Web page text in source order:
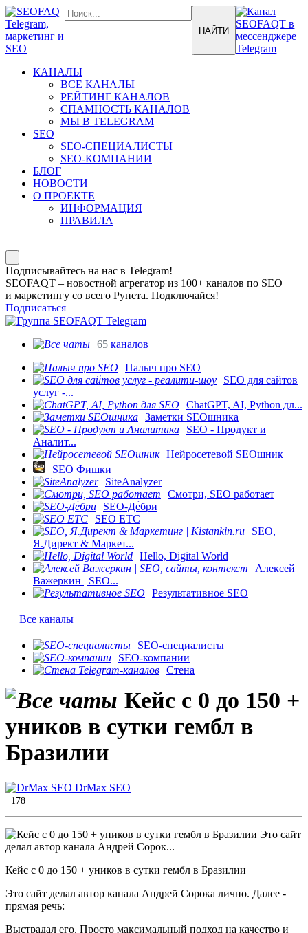
КАНАЛЫ
ВСЕ КАНАЛЫ
РЕЙТИНГ КАНАЛОВ
СПАМНОСТЬ КАНАЛОВ
МЫ В TELEGRAM
SEO
SEO-СПЕЦИАЛИСТЫ
SEO-КОМПАНИИ
БЛОГ
НОВОСТИ
О ПРОЕКТЕ
ИНФОРМАЦИЯ
ПРАВИЛА
Подписывайтесь на нас в Telegram!
SEOFAQT – новостной агрегатор из 100+ каналов по SEO
и маркетингу со всего Рунета. Подключайся!
Подписаться
65 каналов
Палыч про SEO
SEO для сайтов
услуг -...
ChatGPT, AI, Python дл...
Заметки SEOшника
SEO - Продукт и
Аналит...
Нейросетевой SEOшник
SEO Фишки
SiteAnalyzer
Смотри, SEO работает
SEO-Де́бри
SEO ETC
SEO,
Я.Директ & Маркет...
Hello, Digital World
Алексей
Важеркин | SEO...
Результативное SEO
Все каналы
SEO-специалисты
SEO-компании
Стена
Кейс с 0 до 150 +
уников в сутки гембл в
Бразилии
DrMax SEO
178
Кейс с 0 до 150 + уников в сутки гембл в Бразилии
Это сайт делал автор канала Андрей Сорока лично. Далее -
прямая речь:
Выстрадал его. Просто максимальный подход на качество и